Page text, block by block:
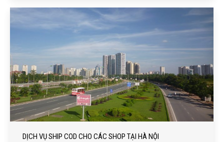
DỊCH VỤ SHIP COD CHO CÁC SHOP TẠI HÀ NỘI